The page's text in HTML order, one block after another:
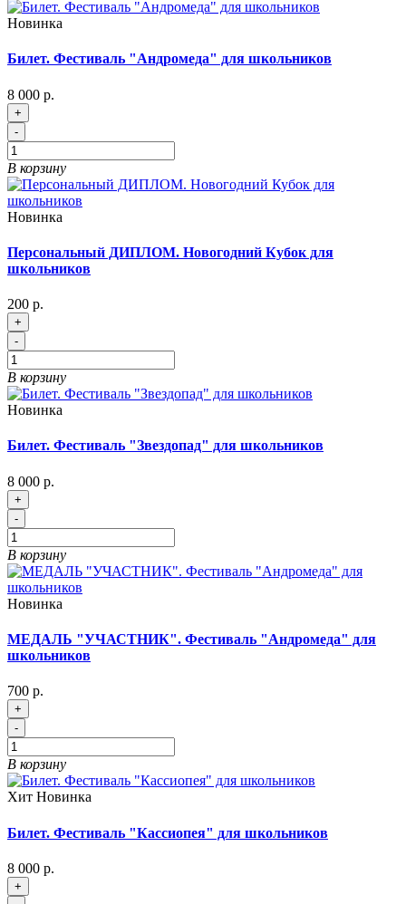
Новинка
Билет. Фестиваль "Андромеда" для школьников
8 000 р.
+
-
В корзину
Новинка
Персональный ДИПЛОМ. Новогодний Кубок для
школьников
200 р.
+
-
В корзину
Новинка
Билет. Фестиваль "Звездопад" для школьников
8 000 р.
+
-
В корзину
Новинка
МЕДАЛЬ "УЧАСТНИК". Фестиваль "Андромеда" для
школьников
700 р.
+
-
В корзину
Хит Новинка
Билет. Фестиваль "Кассиопея" для школьников
8 000 р.
+